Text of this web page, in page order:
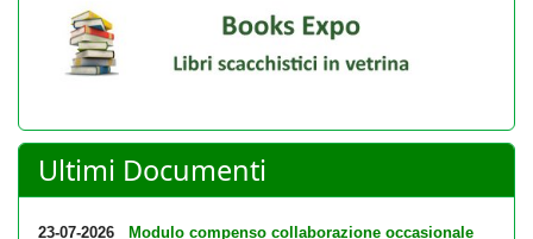
Ultimi Documenti
23-07-2026 Modulo compenso collaborazione occasionale